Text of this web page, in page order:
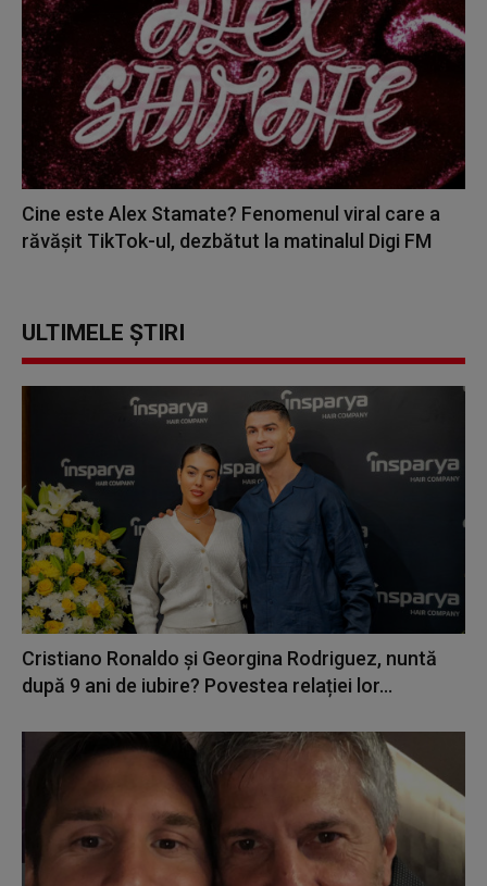
Cine este Alex Stamate? Fenomenul viral care a
răvășit TikTok-ul, dezbătut la matinalul Digi FM
ULTIMELE ȘTIRI
Cristiano Ronaldo și Georgina Rodriguez, nuntă
după 9 ani de iubire? Povestea relației lor...